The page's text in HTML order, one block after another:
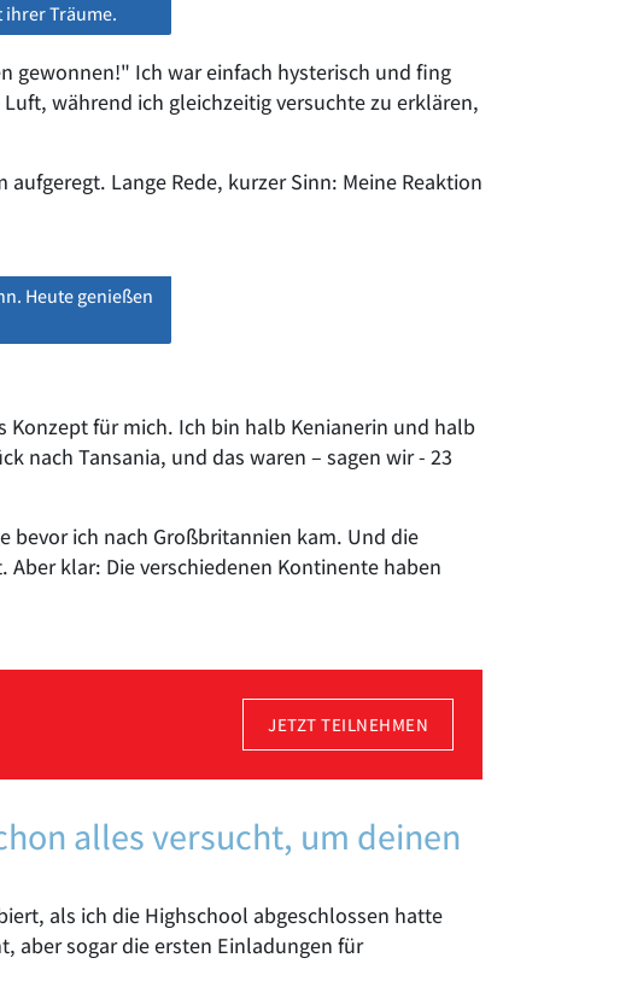
ihrer Träume.
gewonnen!" Ich war einfach hysterisch und fing
während ich gleichzeitig versuchte zu erklären,
Lange Rede, kurzer Sinn: Meine Reaktion
Heute genießen
Konzept für mich. Ich bin halb Kenianerin und halb
nach Tansania, und das waren – sagen wir - 23
bevor ich nach Großbritannien kam. Und die
klar: Die verschiedenen Kontinente haben
JETZT TEILNEHMEN
alles versucht, um deinen
als ich die Highschool abgeschlossen hatte
aber sogar die ersten Einladungen für